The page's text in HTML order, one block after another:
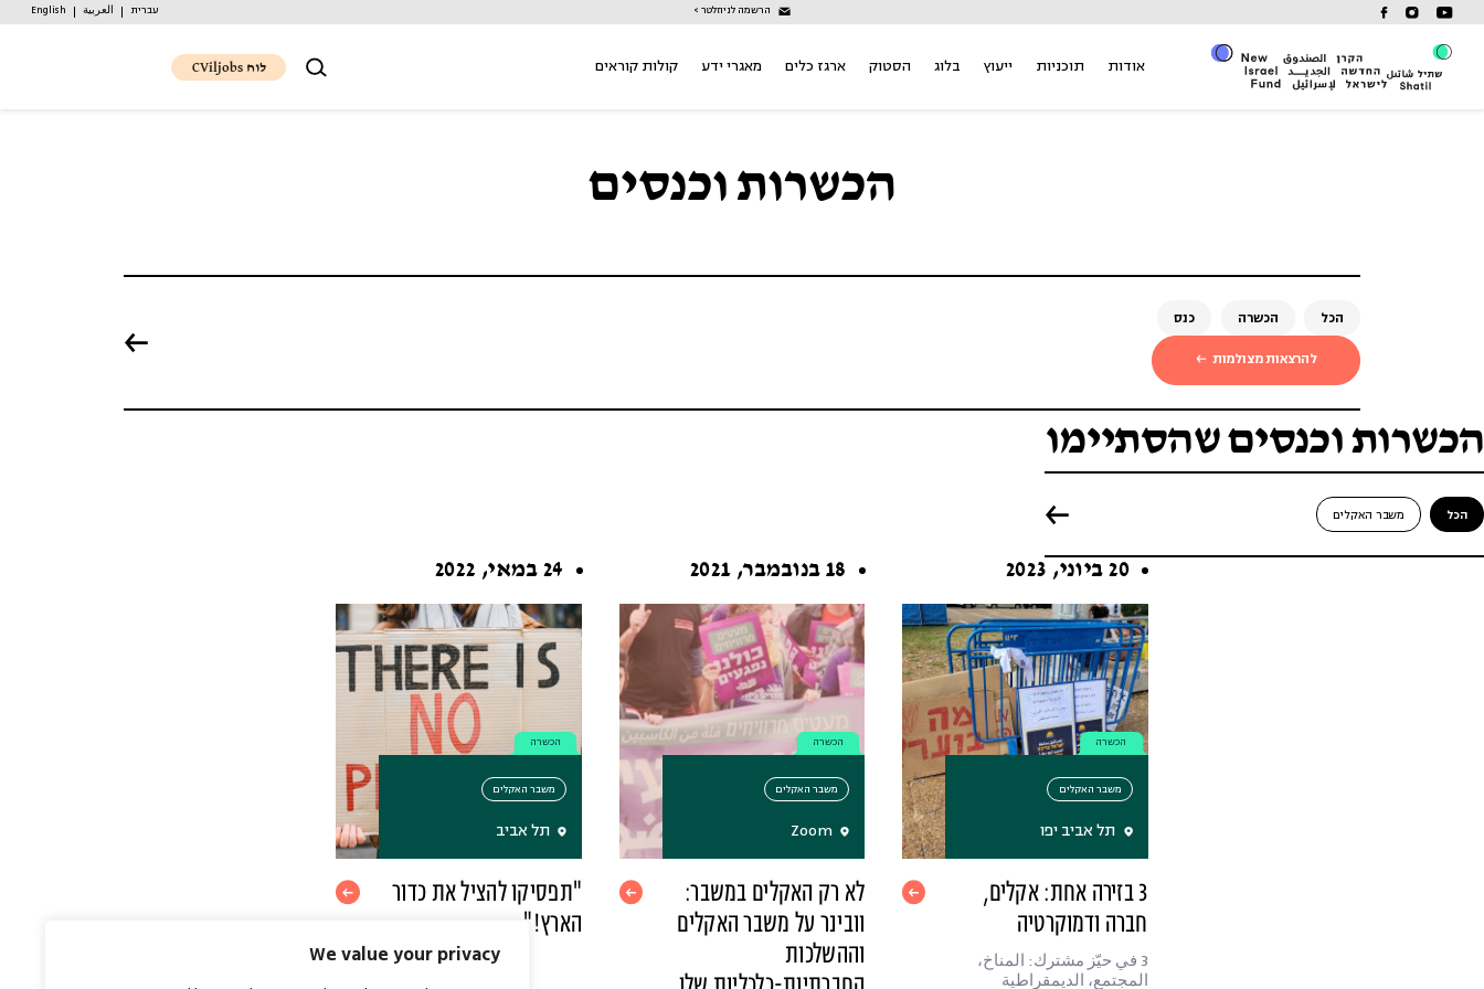
We value your privacy
content
הרשמה לניוזלטר > עברית العربية English
אודות תוכניות ייעוץ בלוג הסטוק ארגז כלים מאגרי ידע קולות קוראים לוח CViljobs
הכשרות וכנסים
הכל הכשרה כנס
להרצאות מצולמות
הכשרות וכנסים שהסתיימו
הכל משבר האקלים
20 ביוני, 2023
הכשרה
משבר האקלים
תל אביב יפו
3 בזירה אחת: אקלים,
חברה ודמוקרטיה
3 في حيّز مشترك: المناخ،
المجتمع، الديمقراطية
18 בנובמבר, 2021
הכשרה
משבר האקלים
Zoom
לא רק האקלים במשבר:
וובינר על משבר האקלים
וההשלכות
24 במאי, 2022
הכשרה
משבר האקלים
תל אביב
"תפסיקו להציל את כדור
הארץ!"